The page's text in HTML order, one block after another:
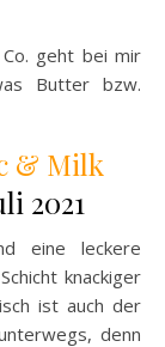
geht bei mir
Butter bzw.
& Milk
2021
eine leckere
knackiger
ist auch der
denn